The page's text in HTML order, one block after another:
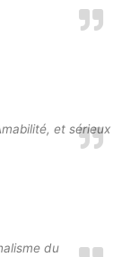
et sérieux
du